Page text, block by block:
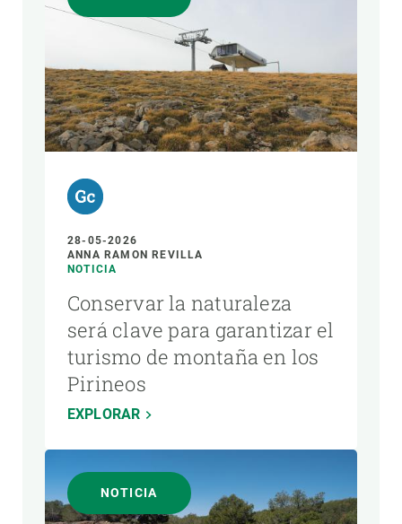
28-05-2026
ANNA RAMON REVILLA
NOTICIA
Conservar la naturaleza
será clave para garantizar el
turismo de montaña en los
Pirineos
EXPLORAR
NOTICIA